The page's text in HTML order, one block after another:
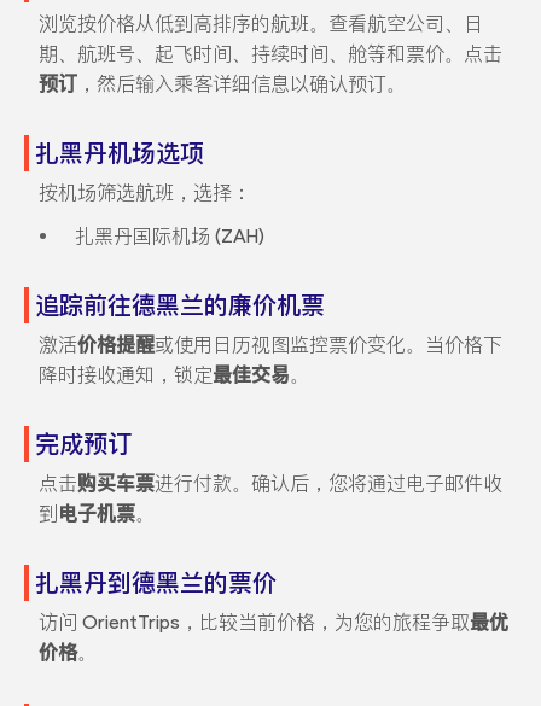
浏览按价格从低到高排序的航班。查看航空公司、日
期、航班号、起飞时间、持续时间、舱等和票价。点击
预订，然后输入乘客详细信息以确认预订。
扎黑丹机场选项
按机场筛选航班，选择：
扎黑丹国际机场 (ZAH)
追踪前往德黑兰的廉价机票
激活价格提醒或使用日历视图监控票价变化。当价格下
降时接收通知，锁定最佳交易。
完成预订
点击购买车票进行付款。确认后，您将通过电子邮件收
到 电子机票。
扎黑丹到德黑兰的票价
访问 OrientTrips，比较当前价格，为您的旅程争取最优
价格。